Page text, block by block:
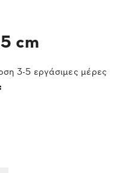
cm
3-5 εργάσιμες μέρες